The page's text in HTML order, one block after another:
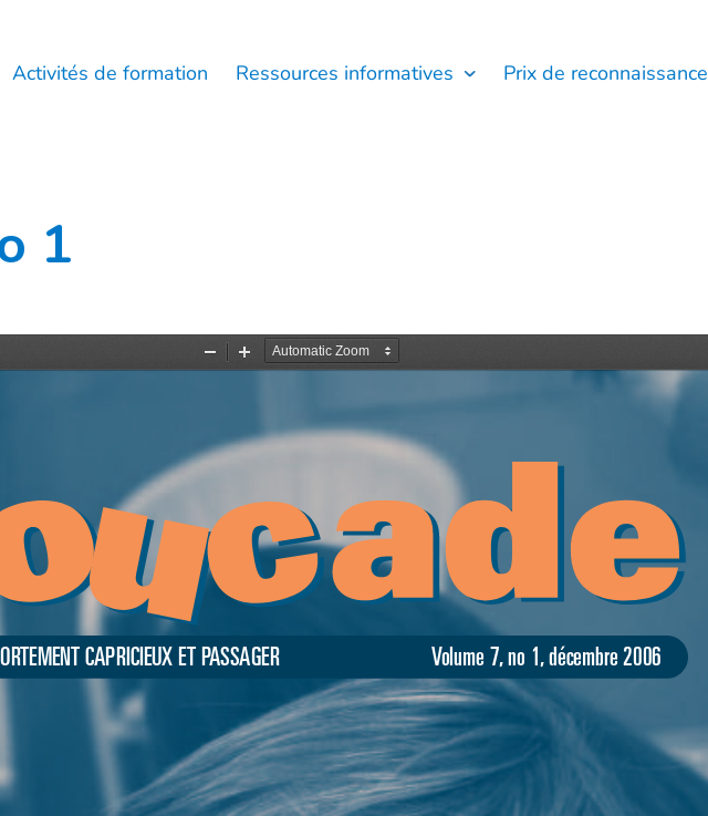
Activités de formation Ressources informatives Prix de reconnaissance
1